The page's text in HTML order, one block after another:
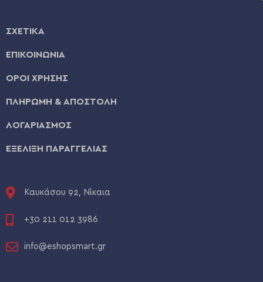
ΣΧΕΤΙΚΑ
ΕΠΙΚΟΙΝΩΝΙΑ
ΟΡΟΙ ΧΡΗΣΗΣ
ΠΛΗΡΩΜΗ & ΑΠΟΣΤΟΛΗ
ΛΟΓΑΡΙΑΣΜΟΣ
ΕΞΕΛΙΞΗ ΠΑΡΑΓΓΕΛΙΑΣ
Καυκάσου 92, Νίκαια
+30 211 012 3986
info@eshopsmart.gr